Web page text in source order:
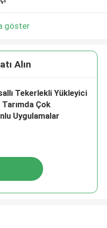
göster
Alın
Tekerlekli Yükleyici
Çok
Uygulamalar